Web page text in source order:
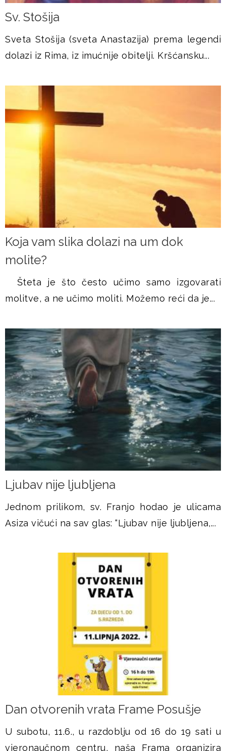
Sv. Stošija
Sveta Stošija (sveta Anastazija) prema legendi
dolazi iz Rima, iz imućnije obitelji. Kršćansku...
Koja vam slika dolazi na um dok
molite?
Šteta je što često učimo samo izgovarati
molitve, a ne učimo moliti. Možemo reći da je...
Ljubav nije ljubljena
Jednom prilikom, sv. Franjo hodao je ulicama
Asiza vičući na sav glas: “Ljubav nije ljubljena,...
Dan otvorenih vrata Frame Posušje
U subotu, 11.6., u razdoblju od 16 do 19 sati u
vjeronaučnom centru, naša Frama organizira